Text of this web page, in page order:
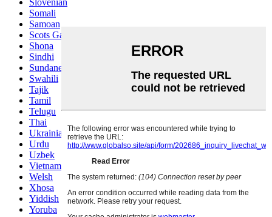
Slovenian
Somali
Samoan
Scots Gaelic
Shona
Sindhi
Sundanese
Swahili
Tajik
Tamil
Telugu
Thai
Ukrainian
Urdu
Uzbek
Vietnamese
Welsh
Xhosa
Yiddish
Yoruba